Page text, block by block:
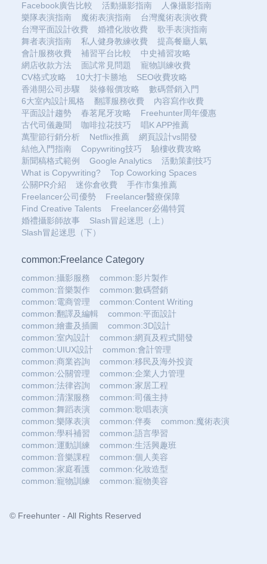
Facebook廣告比較
活動攝影指南
人像攝影指南
樂隊表演指南
魔術表演指南
台灣魔術表演收費
台灣平面設計收費
婚禮化妝收費
歌手表演指南
舞者表演指南
私人健身教練收費
提高餐廳人氣
會計服務收費
補習平台比較
中史補習攻略
網店收款方法
面試常見問題
寵物訓練收費
CV格式攻略
10大打卡勝地
SEO收費攻略
香港開公司步驟
裝修報價攻略
數碼營銷入門
6大室內設計風格
翻譯服務收費
內容寫作收費
平面設計趨勢
春茗尾牙攻略
Freehunter周年優惠
古代司儀趣聞
咖啡拉花技巧
唱K APP推薦
萬聖節行銷分析
Netflix推薦
網頁設計vs開發
結他入門指南
Copywriting技巧
驗樓收費攻略
新聞稿格式範例
Google Analytics
活動策劃技巧
What is Copywriting?
Top Coworking Spaces
公關PR介紹
迷你倉收費
手作市集推薦
Freelancer公司優勢
Freelancer醫療保障
Find Creative Talents
Freelancer必備特質
婚禮攝影師故事
Slash冒起迷思（上）
Slash冒起迷思（下）
common:Freelance Category
common:攝影服務
common:影片製作
common:音樂製作
common:數碼營銷
common:電商管理
common:Content Writing
common:翻譯及編輯
common:平面設計
common:繪畫及插圖
common:3D設計
common:室內設計
common:網頁及程式開發
common:UIUX設計
common:會計管理
common:商業咨詢
common:移民及海外投資
common:公關管理
common:企業人力管理
common:法律咨詢
common:家居工程
common:清潔服務
common:司儀主持
common:舞蹈表演
common:歌唱表演
common:樂隊表演
common:伴奏
common:魔術表演
common:學科補習
common:語言學習
common:運動訓練
common:生活興趣班
common:音樂課程
common:個人美容
common:家庭看護
common:化妝造型
common:寵物訓練
common:寵物美容
© Freehunter - All Rights Reserved